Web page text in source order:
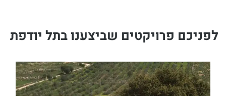
לפניכם פרויקטים שביצענו בתל יודפת